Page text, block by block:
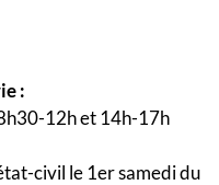
:
12h et 14h-17h
civil le 1er samedi du